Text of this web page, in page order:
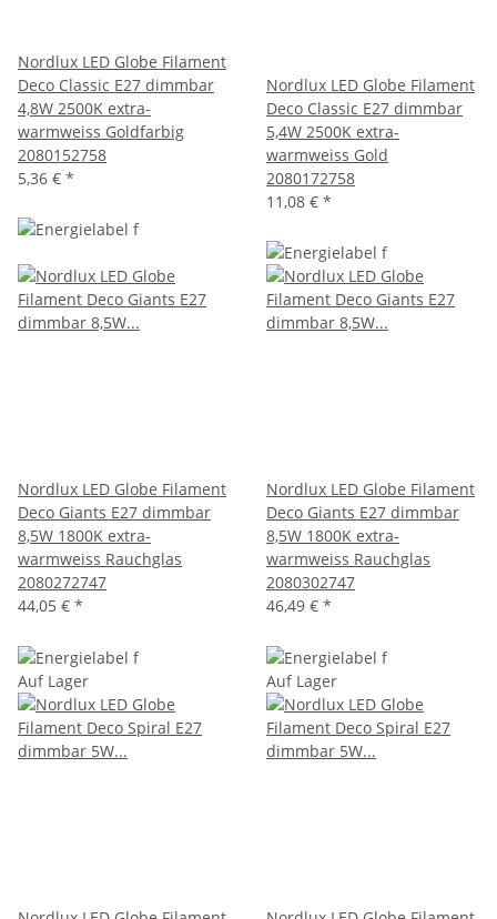
Nordlux LED Globe Filament
Deco Classic E27 dimmbar
4,8W 2500K extra-
warmweiss Goldfarbig
2080152758
5,36 € *
Nordlux LED Globe Filament
Deco Classic E27 dimmbar
5,4W 2500K extra-
warmweiss Gold
2080172758
11,08 € *
Nordlux LED Globe Filament
Deco Giants E27 dimmbar
8,5W 1800K extra-
warmweiss Rauchglas
2080272747
44,05 € *
Nordlux LED Globe Filament
Deco Giants E27 dimmbar
8,5W 1800K extra-
warmweiss Rauchglas
2080302747
46,49 € *
Auf Lager Auf Lager